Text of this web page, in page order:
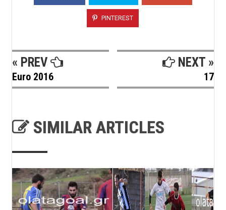
PINTEREST
« PREV
Euro 2016
NEXT »
17
SIMILAR ARTICLES